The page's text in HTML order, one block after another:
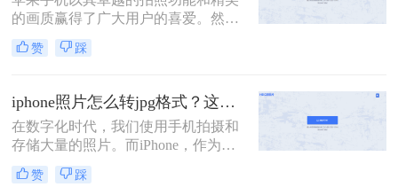
掌握转换技巧。
的画质赢得了广大用户的喜爱。然
而，由于苹果设备默认的照片格式是
HEIC（High Efficiency Image
平台上可能不如JPG（JPEG）格式普
及和兼容。因此，很多用户需要将苹
果手机上的照片转换为JPG格式以满
足不同的需求。那么苹果手机照片如
何转jpg呢？本文将介绍几种简单的方
法，帮助你轻松实现苹果手机照片到
赞 踩
iphone照片怎么转jpg格式？这两种方法可以迅速转换！
在数字化时代，我们使用手机拍摄和
存储大量的照片。而iPhone，作为一
款备受欢迎的手机品牌，更是拥有出
色的摄影功能。然而，有时候我们可
赞 踩